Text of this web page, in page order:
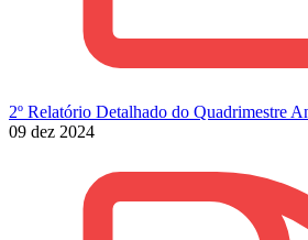
2º Relatório Detalhado do Quadrimestre
09 dez 2024